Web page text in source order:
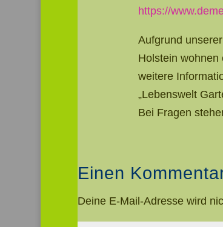
https://
Aufgrund
Holstein
weitere
„Lebenswelt
Bei Fragen
Einen
Deine E-Mail-Adresse wird